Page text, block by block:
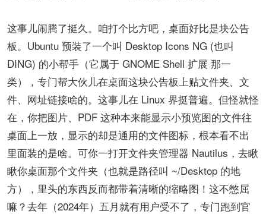
这事儿闹腾了挺久。咱打个比方吧，桌面好比是块公告
板。Ubuntu 预装了一个叫 ​​Desktop Icons NG (也叫
DING)​​ 的小帮手（它属于 ​​GNOME Shell 扩展​​ 那一
类），专门帮大伙儿在桌面这块公告板上贴文件夹、文
件、网址链接啥的。这事儿在 Linux 界挺普遍。但怪就怪
在，你把图片、PDF 这种本来能显示小预览图的文件往
桌面上一放，显示的却是通用的文件图标，根本看不出
里面装的是啥。可你一打开文件夹管理器 ​​Nautilus​​，去瞅
瞅你桌面那个文件夹（也就是路径叫 ~/Desktop 的地
方），里头的东西反而都带着清晰的缩略图！这不憋屈
嘛？去年（2024年）五月就有用户受不了，专门跑到官